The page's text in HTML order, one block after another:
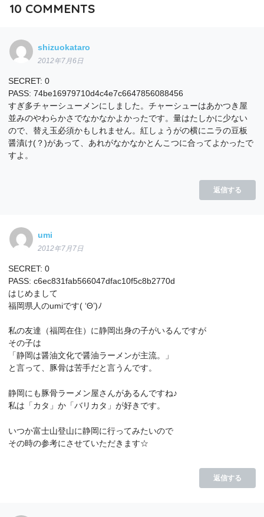
10 COMMENTS
shizuokataro
2012年7月6日
SECRET: 0
PASS: 74be16979710d4c4e7c6647856088456
すぎ多チャーシューメンにしました。チャーシューはあかつき屋
並みのやわらかさでなかなかよかったです。量はたしかに少ない
ので、替え玉必須かもしれません。紅しょうがの横にニラの豆板
醤漬け(？)があって、あれがなかなかとんこつに合ってよかったで
すよ。
返信する
umi
2012年7月7日
SECRET: 0
PASS: c6ec831fab566047dfac10f5c8b2770d
はじめまして
福岡県人のumiです( ‘Θ’)ﾉ
私の友達（福岡在住）に静岡出身の子がいるんですが
その子は
「静岡は醤油文化で醤油ラーメンが主流。」
と言って、豚骨は苦手だと言うんです。
静岡にも豚骨ラーメン屋さんがあるんですね♪
私は「カタ」か「バリカタ」が好きです。
いつか富士山登山に静岡に行ってみたいので
その時の参考にさせていただきます☆
返信する